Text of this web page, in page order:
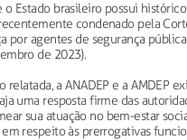
Estado brasileiro possui
condenado pela
por agentes de segurança pública
de 2023).
relatada, a ANADEP e a AMDEP
uma resposta firme das
sua atuação no bem-estar
respeito às prerrogativas